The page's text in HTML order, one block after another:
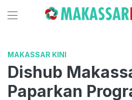
MAKASSAR KINI
Dishub
Paparkan